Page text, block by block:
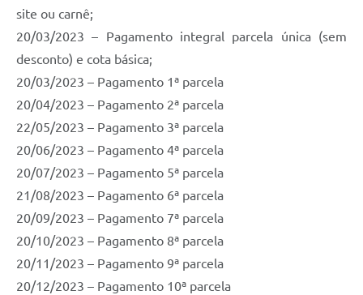
site ou carnê;
20/03/2023 – Pagamento integral parcela única (sem
desconto) e cota básica;
20/03/2023 – Pagamento 1ª parcela
20/04/2023 – Pagamento 2ª parcela
22/05/2023 – Pagamento 3ª parcela
20/06/2023 – Pagamento 4ª parcela
20/07/2023 – Pagamento 5ª parcela
21/08/2023 – Pagamento 6ª parcela
20/09/2023 – Pagamento 7ª parcela
20/10/2023 – Pagamento 8ª parcela
20/11/2023 – Pagamento 9ª parcela
20/12/2023 – Pagamento 10ª parcela